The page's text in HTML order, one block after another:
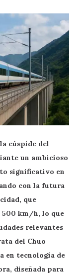
cúspide del
un ambicioso
significativo en
con la futura
que
500 km/h, lo que
relevantes
del Chuo
en tecnología de
diseñada para